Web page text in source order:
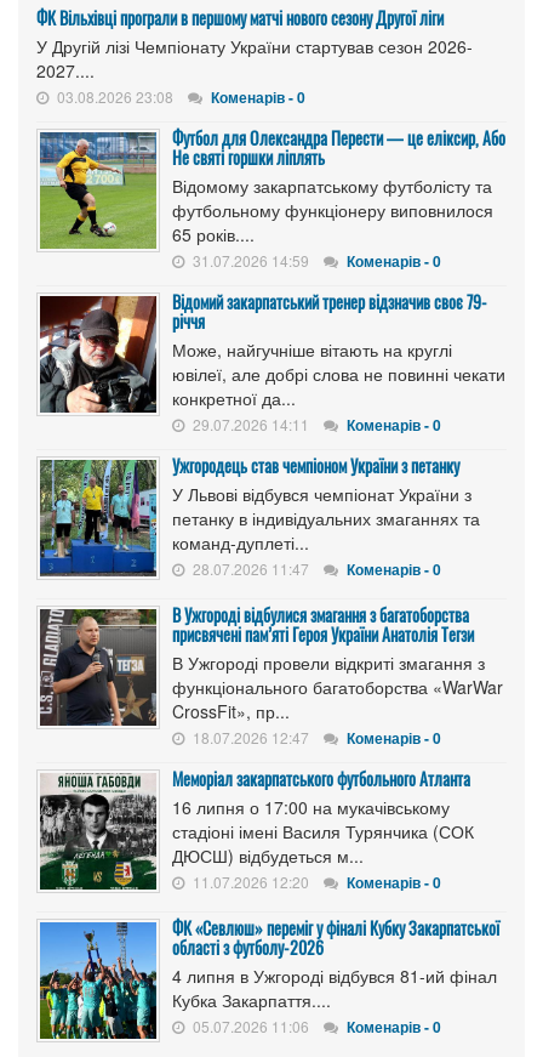
ФК Вільхівці програли в першому матчі нового сезону Другої ліги
У Другій лізі Чемпіонату України стартував сезон 2026-
2027....
03.08.2026 23:08 Коменарів - 0
Футбол для Олександра Перести — це еліксир, Або
Не святі горшки ліплять
Відомому закарпатському футболісту та
футбольному функціонеру виповнилося
65 років....
31.07.2026 14:59 Коменарів - 0
Відомий закарпатський тренер відзначив своє 79-
річчя
Може, найгучніше вітають на круглі
ювілеї, але добрі слова не повинні чекати
конкретної да...
29.07.2026 14:11 Коменарів - 0
Ужгородець став чемпіоном України з петанку
У Львові відбувся чемпіонат України з
петанку в індивідуальних змаганнях та
команд-дуплеті...
28.07.2026 11:47 Коменарів - 0
В Ужгороді відбулися змагання з багатоборства
присвячені пам’яті Героя України Анатолія Тегзи
В Ужгороді провели відкриті змагання з
функціонального багатоборства «WarWar
CrossFit», пр...
18.07.2026 12:47 Коменарів - 0
Меморіал закарпатського футбольного Атланта
16 липня о 17:00 на мукачівському
стадіоні імені Василя Турянчика (СОК
ДЮСШ) відбудеться м...
11.07.2026 12:20 Коменарів - 0
ФК «Севлюш» переміг у фіналі Кубку Закарпатської
області з футболу-2026
4 липня в Ужгороді відбувся 81-ий фінал
Кубка Закарпаття....
05.07.2026 11:06 Коменарів - 0